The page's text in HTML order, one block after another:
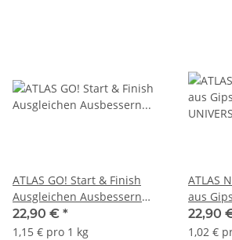
ATLAS GO! Start & Finish
Ausgleichen Ausbessern
Einpassen Spachtelmasse
20Kg
22,90 € *
1,15 € pro 1 kg
ATLAS
aus
zum
22,90
1,02 €